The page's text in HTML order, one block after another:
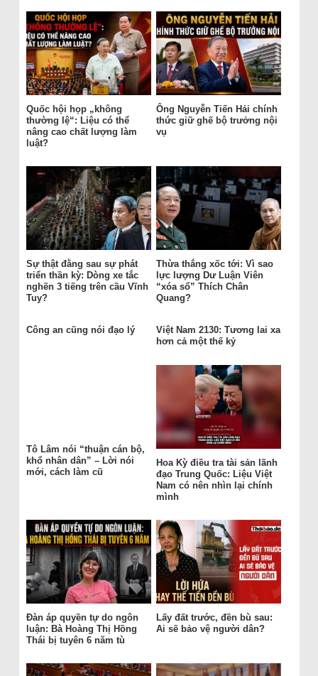
Quốc hội họp „không
thường lệ“: Liệu có thể
nâng cao chất lượng làm
luật?
Ông Nguyễn Tiến Hải chính
thức giữ ghế bộ trưởng nội
vụ
Sự thật đằng sau sự phát
triển thần kỳ: Dòng xe tắc
nghẽn 3 tiếng trên cầu Vĩnh
Tuy?
Thừa thắng xốc tới: Vì sao
lực lượng Dư Luận Viên
“xóa sổ” Thích Chân
Quang?
Công an cũng nói đạo lý
Việt Nam 2130: Tương lai xa
hơn cả một thế kỷ
Tô Lâm nói “thuận cán bộ,
khổ nhân dân” – Lời nói
mới, cách làm cũ
Hoa Kỳ điều tra tài sản lãnh
đạo Trung Quốc: Liệu Việt
Nam có nên nhìn lại chính
mình
Đàn áp quyền tự do ngôn
luận: Bà Hoàng Thị Hồng
Thái bị tuyên 6 năm tù
Lấy đất trước, đền bù sau:
Ai sẽ bảo vệ người dân?